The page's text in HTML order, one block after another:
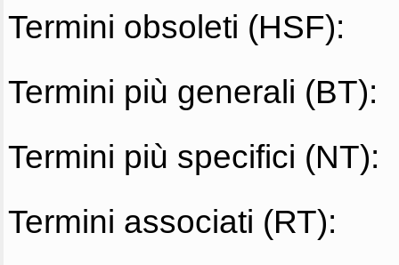
Termini obsoleti (HSF):
Termini più generali (BT):
Termini più specifici (NT):
Termini associati (RT):